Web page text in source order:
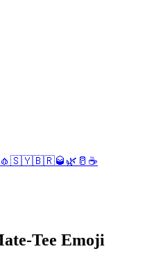
🧄 🇸🇾🇧🇷🥃 🌿 🥛 ☕
Tee Emoji